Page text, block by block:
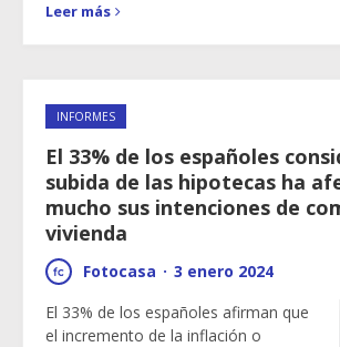
Leer más
INFORMES
El 33% de los españoles
subida de las hipotecas ha
mucho sus intenciones de
vivienda
Fotocasa · 3 enero 2024
El 33% de los españoles afirman que
el incremento de la inflación o